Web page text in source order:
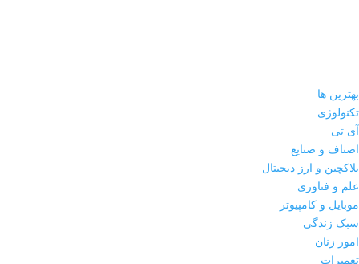
بهترین ها
تکنولوژی
آی تی
اصناف و صنایع
بلاکچین و ارز دیجیتال
علم و فناوری
موبایل و کامپیوتر
سبک زندگی
امور زنان
تعمیرات